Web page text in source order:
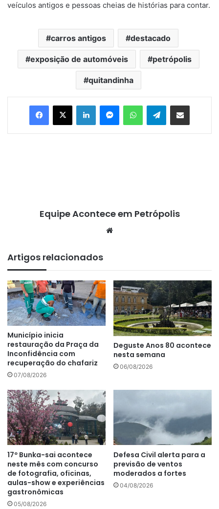
veículos antigos e pessoas cheias de histórias para contar.
carros antigos destacado
exposição de automóveis petrópolis
quitandinha
Telegram
Equipe Acontece em Petrópolis
Artigos relacionados
Município inicia
restauração da Praça da
Inconfidência com
recuperação do chafariz
07/08/2026
Deguste Anos 80 acontece
nesta semana
06/08/2026
17º Bunka-sai acontece
neste mês com concurso
de fotografia, oficinas,
aulas-show e experiências
gastronômicas
05/08/2026
Defesa Civil alerta para a
previsão de ventos
moderados a fortes
04/08/2026